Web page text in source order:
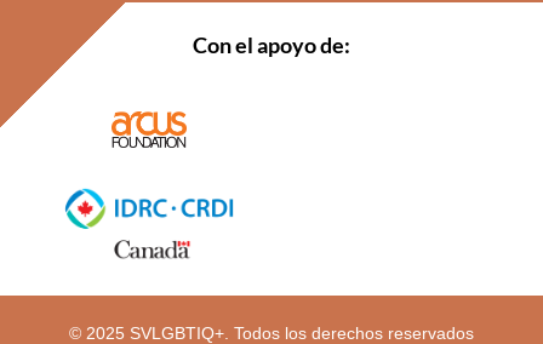
Con el apoyo de:
© 2025 SVLGBTIQ+. Todos los derechos reservados